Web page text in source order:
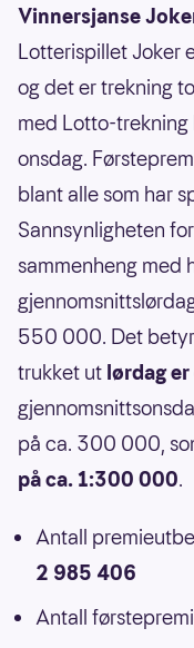
Vinnersjanse
Lotterispillet Joker
og det er trekning
med Lotto-
onsdag.
blant alle som har
Sannsynligheten
sammenheng med
550 000. Det
trukket ut lørdag
på ca. 300 000,
på ca. 1:300 000.
Antall
2 985 406
Antall